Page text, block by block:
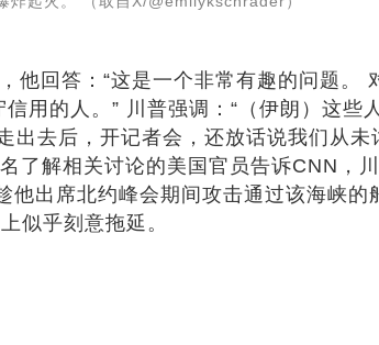
回答：“这是一个非常有趣的问题。
用的人。” 川普强调：“（伊朗）这些
去后，开记者会，还放话说我们从
了解相关讨论的美国官员告诉CNN，
出席北约峰会期间攻击通过该海峡的
似乎刻意拖延。